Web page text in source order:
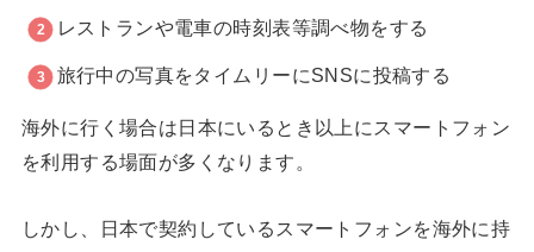
レストランや電車の時刻表等調べ物をする
旅行中の写真をタイムリーにSNSに投稿する
海外に行く場合は日本にいるとき以上にスマートフォン
を利用する場面が多くなります。
しかし、日本で契約しているスマートフォンを海外に持